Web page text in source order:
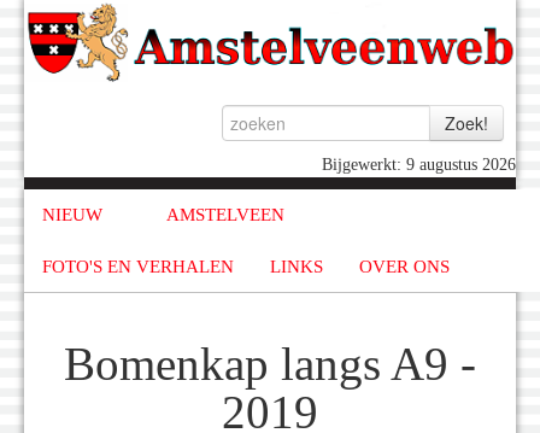
Bijgewerkt: 9 augustus 2026
NIEUW AMSTELVEEN
FOTO'S EN VERHALEN LINKS OVER ONS
Bomenkap langs A9 -
2019